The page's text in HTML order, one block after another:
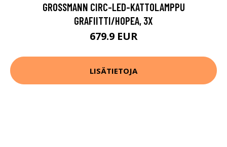
GROSSMANN CIRC-LED-KATTOLAMPPU
GRAFIITTI/HOPEA, 3X
679.9 EUR
LISÄTIETOJA